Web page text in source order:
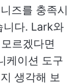
즈를 충족시
니다. Lark와
르겠다면
케이션 도구
생각해 보